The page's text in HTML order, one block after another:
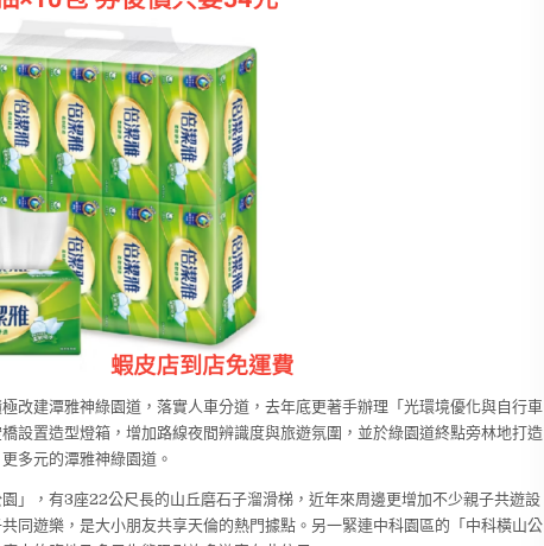
改建潭雅神綠園道，落實人車分道，去年底更著手辦理「光環境優化與自行車
設置造型燈箱，增加路線夜間辨識度與旅遊氛圍，並於綠園道終點旁林地打造
多元的潭雅神綠園道。
」，有3座22公尺長的山丘磨石子溜滑梯，近年來周邊更增加不少親子共遊設
同遊樂，是大小朋友共享天倫的熱門據點。另一緊連中科園區的「中科橫山公